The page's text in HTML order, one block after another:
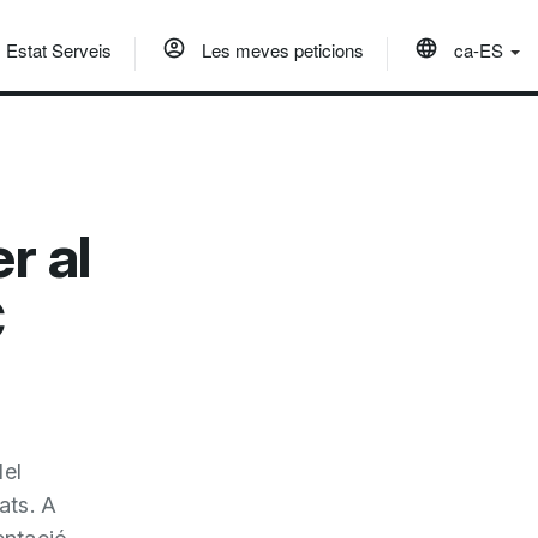
Estat Serveis Les meves peticions ca-ES
al
A